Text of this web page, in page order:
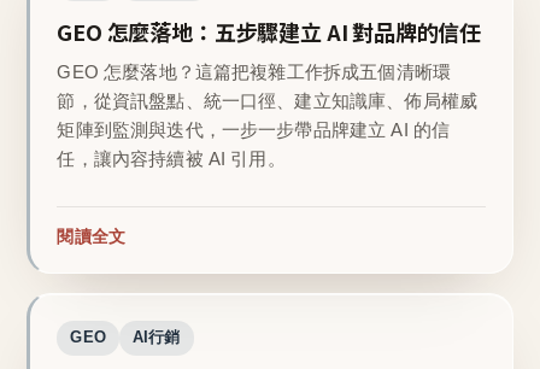
GEO 怎麼落地：五步驟建立 AI 對品牌的信任
GEO 怎麼落地？這篇把複雜工作拆成五個清晰環
節，從資訊盤點、統一口徑、建立知識庫、佈局權威
矩陣到監測與迭代，一步一步帶品牌建立 AI 的信
任，讓內容持續被 AI 引用。
閱讀全文
GEO AI行銷